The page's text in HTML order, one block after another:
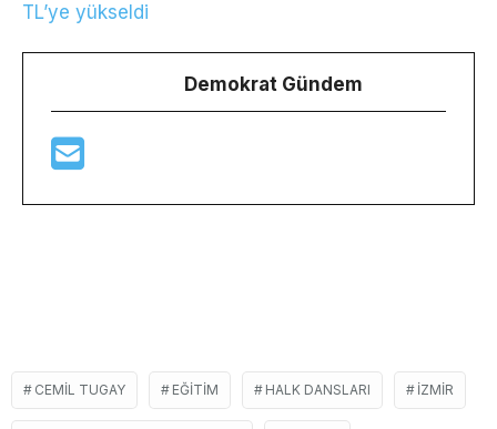
TL’ye yükseldi
Demokrat Gündem
CEMIL TUGAY EĞITIM HALK DANSLARI İZMIR